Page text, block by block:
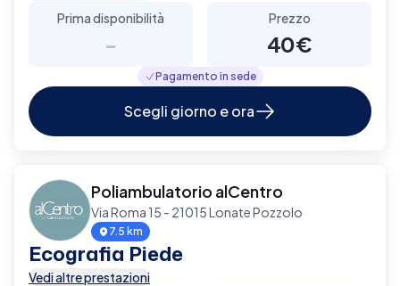
Prima disponibilità
-
Prezzo
40€
Pagamento in sede
Scegli giorno e ora
Poliambulatorio alCentro
Via Roma 15 - 21015 Lonate Pozzolo
7.5 km
Ecografia Piede
Vedi altre prestazioni